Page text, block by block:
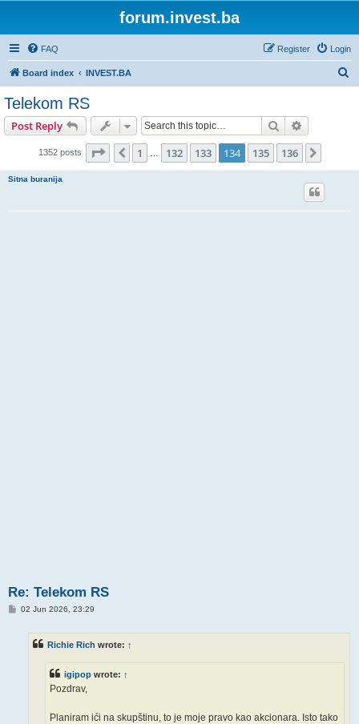
forum.invest.ba
FAQ Login
Register
Board index INVEST.BA
Telekom RS
Post Reply Search
1352 posts Page 134 of 136
Previous
1 132 133 134 135 136
Sitna buranija
Re: Telekom RS
P02 Jun 2026, 23:29
Richie Rich wrote: ↑
igipop wrote: ↑
Pozdrav,
Planiram ići na skupštinu, to je moje pravo kao akcionara. Isto tako